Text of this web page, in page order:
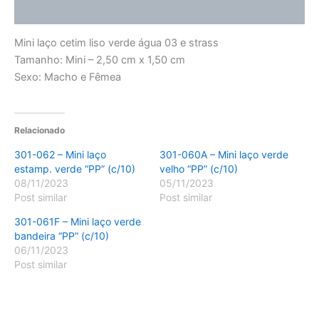
Mini laço cetim liso verde água 03 e strass
Tamanho: Mini – 2,50 cm x 1,50 cm
Sexo: Macho e Fêmea
Relacionado
301-062 – Mini laço
estamp. verde “PP” (c/10)
08/11/2023
Post similar
301-060A – Mini laço verde
velho “PP” (c/10)
05/11/2023
Post similar
301-061F – Mini laço verde
bandeira “PP” (c/10)
06/11/2023
Post similar